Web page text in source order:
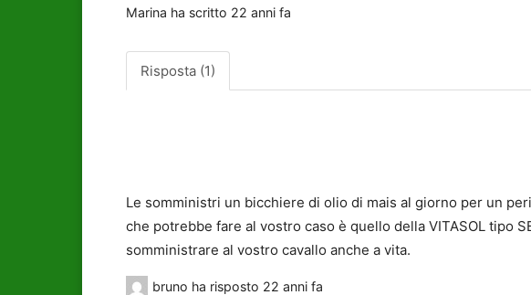
Marina ha scritto 22 anni fa
Risposta (1)
Le somministri un bicchiere di olio di mais al giorno per un
che potrebbe fare al vostro caso è quello della VITASOL tipo
somministrare al vostro cavallo anche a vita.
bruno ha risposto 22 anni fa